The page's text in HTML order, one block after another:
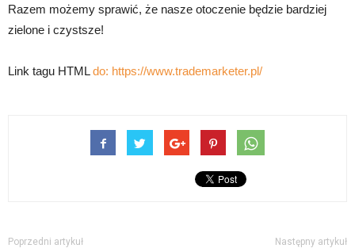
Razem możemy sprawić, że nasze otoczenie będzie bardziej
zielone i czystsze!
Link tagu HTMLdo: https://www.trademarketer.pl/
Poprzedni artykuł Następny artykuł